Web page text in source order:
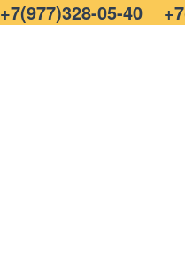
+7(977)328-05-40